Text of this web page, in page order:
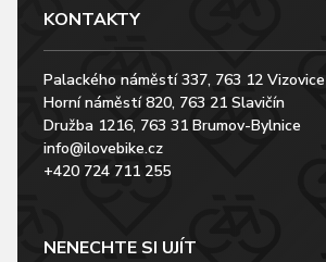
KONTAKTY
Palackého náměstí 337, 763 12 Vizovice
Horní náměstí 820, 763 21 Slavičín
Družba 1216, 763 31 Brumov-Bylnice
info@ilovebike.cz
+420 724 711 255
NENECHTE SI UJÍT